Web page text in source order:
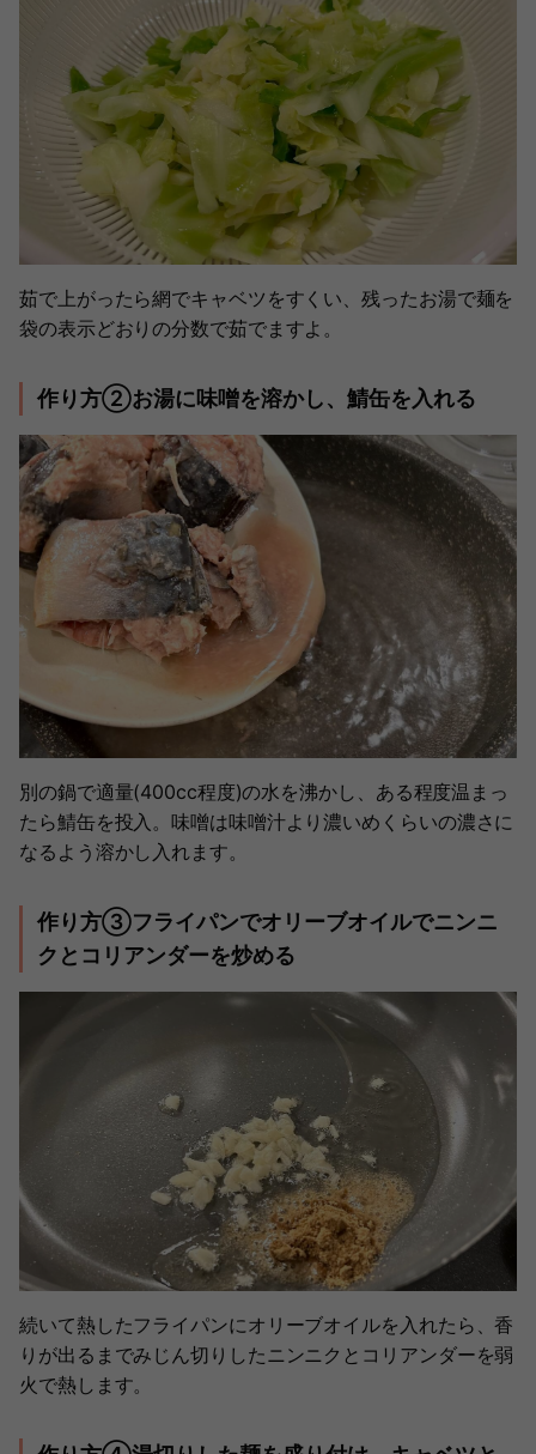
茹で上がったら網でキャベツをすくい、残ったお湯で麺を
袋の表示どおりの分数で茹でますよ。
作り方②お湯に味噌を溶かし、鯖缶を入れる
別の鍋で適量(400cc程度)の水を沸かし、ある程度温まっ
たら鯖缶を投入。味噌は味噌汁より濃いめくらいの濃さに
なるよう溶かし入れます。
作り方③フライパンでオリーブオイルでニンニ
クとコリアンダーを炒める
続いて熱したフライパンにオリーブオイルを入れたら、香
りが出るまでみじん切りしたニンニクとコリアンダーを弱
火で熱します。